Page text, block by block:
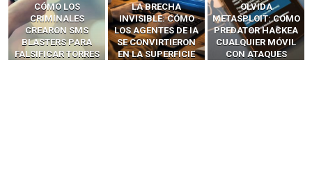
LA BRECHA
INVISIBLE: CÓMO
LOS AGENTES DE IA
SE CONVIRTIERON
EN LA SUPERFICIE
OLVIDA
METASPLOIT: CÓMO
PREDATOR HACKEA
CUALQUIER MÓVIL
CON ATAQUES
CÓMO LOS HACKERS
INTERCEPTAN OTPS
Y LLAMADAS
MÓVILES SIN
‘HACKEAR’ — EL